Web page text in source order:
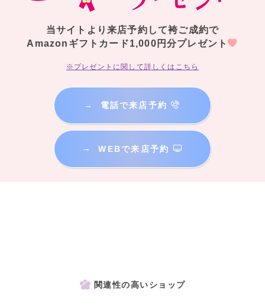
当サイトより来店予約して袴ご成約で
Amazonギフトカード1,000円分プレゼント
※プレゼントに関して詳しくはこちら
→ 電話で来店予約
→ WEBで来店予約
関連性の高いショップ